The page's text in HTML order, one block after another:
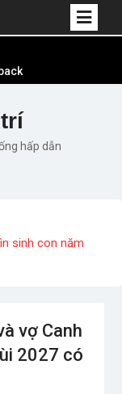
hấp dẫn
sinh con năm
vợ Canh
2027 có